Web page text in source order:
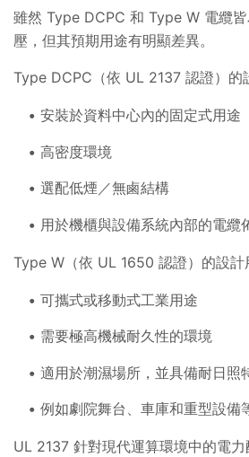
雖然 Type DCPC 和 Type W 電纜
壓，但其預期用途有明顯差異。
Type DCPC（依 UL 2137 認證）的
安裝於資料中心內的固定式用途
高密度環境
選配低煙／無鹵結構
用於機櫃與設備系統內部的電纜
Type W（依 UL 1650 認證）的設計
可攜式或移動式工業用途
需要極高機械耐久性的環境
適用於潮濕場所，並具備耐日照
例如劇院舞台、車庫和重型設備
UL 2137 針對現代運算環境中的電